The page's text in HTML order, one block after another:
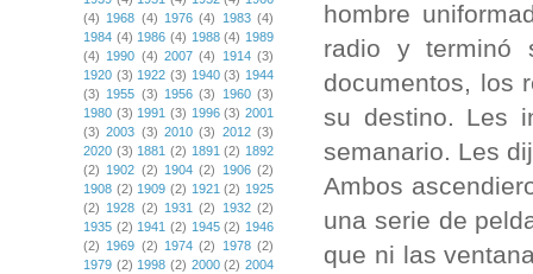
hombre
radio y terminó
documentos, los
su destino. Les
semanario. Les
Ambos
una serie de
que ni las
(4) 1968 (4) 1976 (4) 1983 (4)
1984 (4) 1986 (4) 1988 (4) 1989
(4) 1990 (4) 2007 (4) 1914 (3)
1920 (3) 1922 (3) 1940 (3) 1944
(3) 1955 (3) 1956 (3) 1960 (3)
1980 (3) 1991 (3) 1996 (3) 2001
(3) 2003 (3) 2010 (3) 2012 (3)
2020 (3) 1881 (2) 1891 (2) 1892
(2) 1902 (2) 1904 (2) 1906 (2)
1908 (2) 1909 (2) 1921 (2) 1925
(2) 1928 (2) 1931 (2) 1932 (2)
1935 (2) 1941 (2) 1945 (2) 1946
(2) 1969 (2) 1974 (2) 1978 (2)
1979 (2) 1998 (2) 2000 (2) 2004